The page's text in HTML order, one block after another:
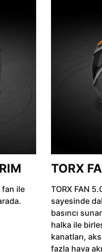
fan ile
TORX
TORX FAN
sayesinde
basıncı
halka ile
kanatları,
fazla hava